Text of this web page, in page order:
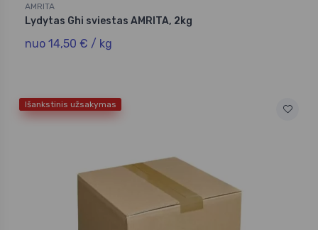
AMRITA
Lydytas Ghi sviestas AMRITA, 2kg
nuo 14,50 € / kg
Išankstinis užsakymas